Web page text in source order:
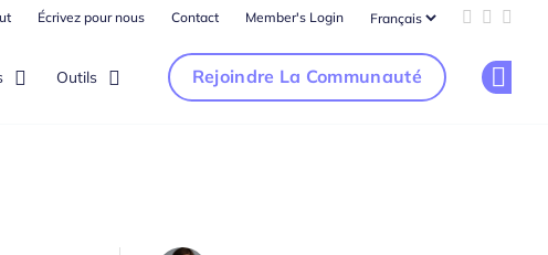
Écrivez pour nous Contact Member's Login Add us
Follow
Outils Rejoindre La Communauté